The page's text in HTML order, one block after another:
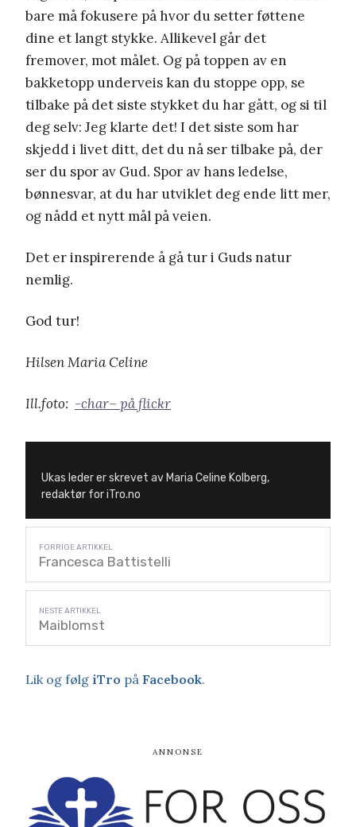
bare må fokusere på hvor du setter føttene
dine et langt stykke. Allikevel går det
fremover, mot målet. Og på toppen av en
bakketopp underveis kan du stoppe opp, se
tilbake på det siste stykket du har gått, og si til
deg selv: Jeg klarte det! I det siste som har
skjedd i livet ditt, det du nå ser tilbake på, der
ser du spor av Gud. Spor av hans ledelse,
bønnesvar, at du har utviklet deg ende litt mer,
og nådd et nytt mål på veien.
Det er inspirerende å gå tur i Guds natur
nemlig.
God tur!
Hilsen Maria Celine
Ill.foto: -char– på flickr
Ukas leder er skrevet av Maria Celine Kolberg,
redaktør for iTro.no
Francesca Battistelli
Maiblomst
Lik og følg iTro på Facebook.